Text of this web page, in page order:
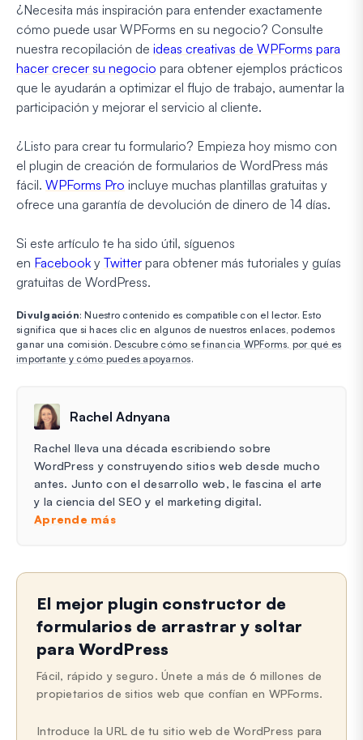
¿Necesita más inspiración para entender exactamente
cómo puede usar WPForms en su negocio? Consulte
nuestra recopilación de ideas creativas de WPForms para
hacer crecer su negocio para obtener ejemplos prácticos
que le ayudarán a optimizar el flujo de trabajo, aumentar la
participación y mejorar el servicio al cliente.
¿Listo para crear tu formulario? Empieza hoy mismo con
el plugin de creación de formularios de WordPress más
fácil. WPForms Pro incluye muchas plantillas gratuitas y
ofrece una garantía de devolución de dinero de 14 días.
Si este artículo te ha sido útil, síguenos
en Facebook y Twitter para obtener más tutoriales y guías
gratuitas de WordPress.
Divulgación: Nuestro contenido es compatible con el lector. Esto
significa que si haces clic en algunos de nuestros enlaces, podemos
ganar una comisión. Descubre cómo se financia WPForms, por qué es
importante y cómo puedes apoyarnos.
Rachel Adnyana
Rachel lleva una década escribiendo sobre
WordPress y construyendo sitios web desde mucho
antes. Junto con el desarrollo web, le fascina el arte
y la ciencia del SEO y el marketing digital.
Aprende más
El mejor plugin constructor de
formularios de arrastrar y soltar
para WordPress
Fácil, rápido y seguro. Únete a más de 6 millones de
propietarios de sitios web que confían en WPForms.
Introduce la URL de tu sitio web de WordPress para